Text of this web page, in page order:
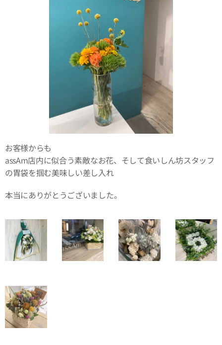
お客様からも
assAm店内に似合う素敵なお花、そして食いしん坊スタッフ
の胃袋を掴む美味しい差し入れ😋
本当にありがとうございました。